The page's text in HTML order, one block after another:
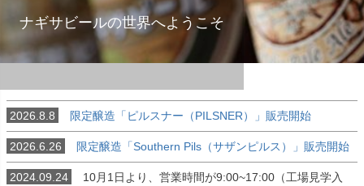
ナギサビールの世界へようこそ
2026.8.8 限定醸造「ピルスナー（PILSNER）」販売開始
2026.6.26 限定醸造「Southern Pils（サザンピルス）」販売開始
2024.09.24
10月1日より、営業時間が9:00~17:00（工場見学入